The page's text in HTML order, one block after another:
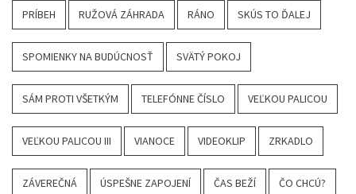
PRÍBEH RUŽOVÁ ZÁHRADA RÁNO SKÚS TO ĎALEJ
SPOMIENKY NA BUDÚCNOSŤ SVÄTÝ POKOJ
SÁM PROTI VŠETKÝM TELEFÓNNE ČÍSLO VEĽKOU PALICOU
VEĽKOU PALICOU III VIANOCE VIDEOKLIP ZRKADLO
ZÁVEREČNÁ ÚSPEŠNE ZAPOJENÍ ČAS BEŽÍ ČO CHCÚ?